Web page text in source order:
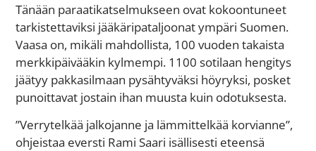
Tänään paraatikatselmukseen ovat kokoontuneet
tarkistettaviksi jääkäripataljoonat ympäri Suomen.
Vaasa on, mikäli mahdollista, 100 vuoden takaista
merkkipäivääkin kylmempi. 1100 sotilaan hengitys
jäätyy pakkasilmaan pysähtyväksi höyryksi, posket
punoittavat jostain ihan muusta kuin odotuksesta.
”Verrytelkää jalkojanne ja lämmittelkää korvianne”,
ohjeistaa eversti Rami Saari isällisesti eteensä